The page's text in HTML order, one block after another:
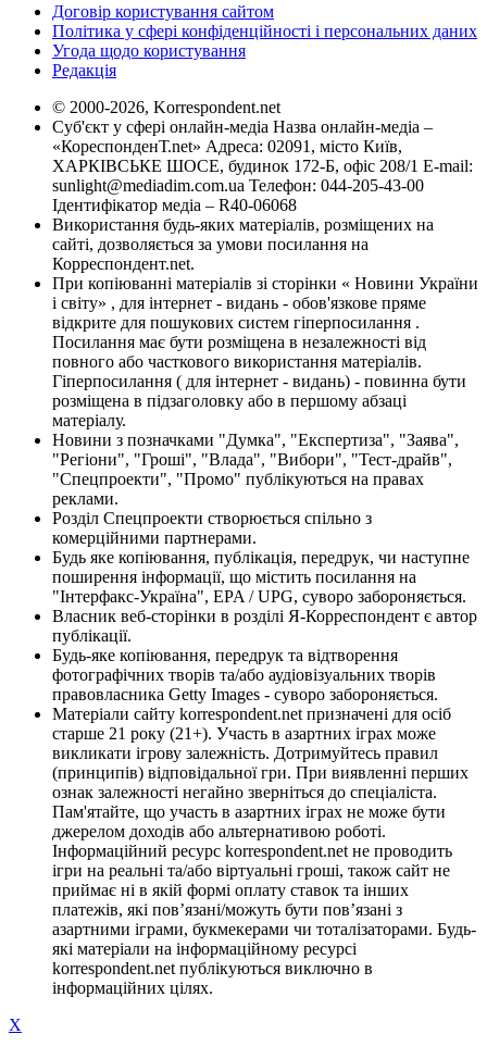
Договір користування сайтом
Політика у сфері конфіденційності і персональних даних
Угода щодо користування
Редакція
© 2000-2026, Korrespondent.net
Суб'єкт у сфері онлайн-медіа Назва онлайн-медіа –
«КореспонденТ.net» Адреса: 02091, місто Київ,
ХАРКІВСЬКЕ ШОСЕ, будинок 172-Б, офіс 208/1 E-mail:
sunlight@mediadim.com.ua Телефон: 044-205-43-00
Ідентифікатор медіа – R40-06068
Використання будь-яких матеріалів, розміщених на
сайті, дозволяється за умови посилання на
Корреспондент.net.
При копіюванні матеріалів зі сторінки « Новини України
і світу» , для інтернет - видань - обов'язкове пряме
відкрите для пошукових систем гіперпосилання .
Посилання має бути розміщена в незалежності від
повного або часткового використання матеріалів.
Гіперпосилання ( для інтернет - видань) - повинна бути
розміщена в підзаголовку або в першому абзаці
матеріалу.
Новини з позначками "Думка", "Експертиза", "Заява",
"Регіони", "Гроші", "Влада", "Вибори", "Тест-драйв",
"Спецпроекти", "Промо" публікуються на правах
реклами.
Розділ Спецпроекти створюється спільно з
комерційними партнерами.
Будь яке копіювання, публікація, передрук, чи наступне
поширення інформації, що містить посилання на
"Інтерфакс-Україна", EPA / UPG, суворо забороняється.
Власник веб-сторінки в розділі Я-Корреспондент є автор
публікації.
Будь-яке копіювання, передрук та відтворення
фотографічних творів та/або аудіовізуальних творів
правовласника Getty Images - суворо забороняється.
Матеріали сайту korrespondent.net призначені для осіб
старше 21 року (21+). Участь в азартних іграх може
викликати ігрову залежність. Дотримуйтесь правил
(принципів) відповідальної гри. При виявленні перших
ознак залежності негайно зверніться до спеціаліста.
Пам'ятайте, що участь в азартних іграх не може бути
джерелом доходів або альтернативою роботі.
Інформаційний ресурс korrespondent.net не проводить
ігри на реальні та/або віртуальні гроші, також сайт не
приймає ні в якій формі оплату ставок та інших
платежів, які пов’язані/можуть бути пов’язані з
азартними іграми, букмекерами чи тоталізаторами. Будь-
які матеріали на інформаційному ресурсі
korrespondent.net публікуються виключно в
інформаційних цілях.
X